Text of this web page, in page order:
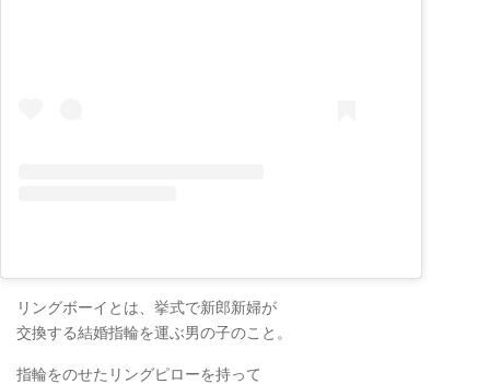
リングボーイとは、挙式で新郎新婦が
交換する結婚指輪を運ぶ男の子のこと。
指輪をのせたリングピローを持って